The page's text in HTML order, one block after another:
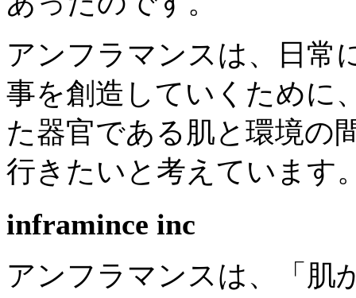
アンフラマンスは、日常
事を創造していくために
た器官である肌と環境の
行きたいと考えています
inframince inc
アンフラマンスは、「肌